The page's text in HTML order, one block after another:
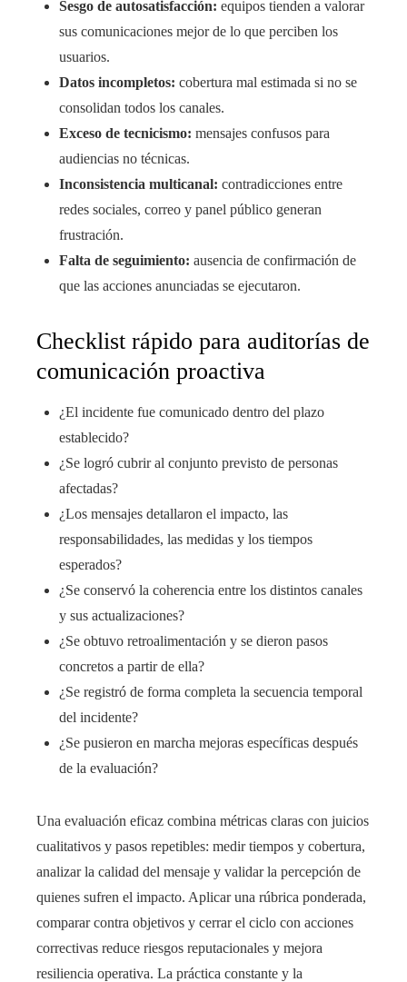
Sesgo de autosatisfacción: equipos tienden a valorar
sus comunicaciones mejor de lo que perciben los
usuarios.
Datos incompletos: cobertura mal estimada si no se
consolidan todos los canales.
Exceso de tecnicismo: mensajes confusos para
audiencias no técnicas.
Inconsistencia multicanal: contradicciones entre
redes sociales, correo y panel público generan
frustración.
Falta de seguimiento: ausencia de confirmación de
que las acciones anunciadas se ejecutaron.
Checklist rápido para auditorías de
comunicación proactiva
¿El incidente fue comunicado dentro del plazo
establecido?
¿Se logró cubrir al conjunto previsto de personas
afectadas?
¿Los mensajes detallaron el impacto, las
responsabilidades, las medidas y los tiempos
esperados?
¿Se conservó la coherencia entre los distintos canales
y sus actualizaciones?
¿Se obtuvo retroalimentación y se dieron pasos
concretos a partir de ella?
¿Se registró de forma completa la secuencia temporal
del incidente?
¿Se pusieron en marcha mejoras específicas después
de la evaluación?
Una evaluación eficaz combina métricas claras con juicios
cualitativos y pasos repetibles: medir tiempos y cobertura,
analizar la calidad del mensaje y validar la percepción de
quienes sufren el impacto. Aplicar una rúbrica ponderada,
comparar contra objetivos y cerrar el ciclo con acciones
correctivas reduce riesgos reputacionales y mejora
resiliencia operativa. La práctica constante y la